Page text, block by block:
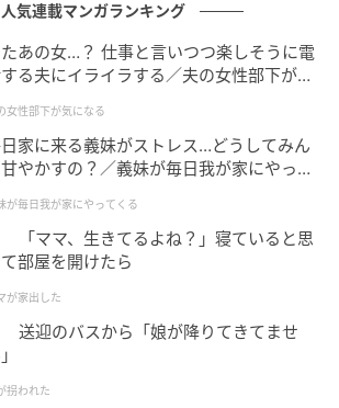
人気連載マンガランキング
あの女…？ 仕事と言いつつ楽しそうに電
る夫にイライラする／夫の女性部下が気
女性部下が気になる
家に来る義妹がストレス…どうしてみん
やかすの？／義妹が毎日我が家にやって
が毎日我が家にやってくる
「ママ、生きてるよね？」寝ていると思
部屋を開けたら
が家出した
送迎のバスから「娘が降りてきてませ
拐われた